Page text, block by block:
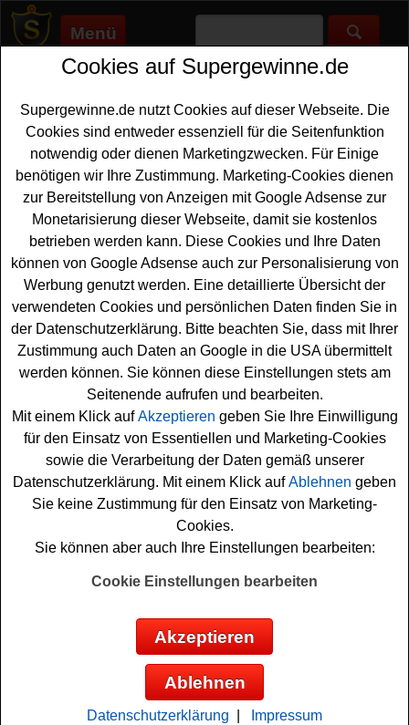
Menü
Supergewinne.de>Gewinnspiele>Uhren
Uhren Gewinnspiele - kostenlos eine
tolle Uhr gewinnen
Wer tolle Uhren gewinnen möchte, findet in dieser Übersicht
alle kostenlosen Uhren Gewinnspiele. Machen Sie mit und
sichern Sie sich die Chance, eine schöne Uhr gewinnen zu
können. Jetzt mitspielen und Gewinnchance nutzen!
Anzeige:
Gewinnspiele sortieren nach:
▲ ▼
TV Spielfilm Gewinnspiel - Nixon Star
Wars Uhren gewinnen
Cookies auf Supergewinne.de
Supergewinne.de nutzt Cookies auf dieser Webseite. Die
Cookies sind entweder essenziell für die Seitenfunktion
notwendig oder dienen Marketingzwecken. Für Einige
benötigen wir Ihre Zustimmung. Marketing-Cookies dienen
zur Bereitstellung von Anzeigen mit Google Adsense zur
Monetarisierung dieser Webseite, damit sie kostenlos
betrieben werden kann. Diese Cookies und Ihre Daten
können von Google Adsense auch zur Personalisierung von
Werbung genutzt werden. Eine detaillierte Übersicht der
verwendeten Cookies und persönlichen Daten finden Sie in
der Datenschutzerklärung. Bitte beachten Sie, dass mit Ihrer
Zustimmung auch Daten an Google in die USA übermittelt
werden können. Sie können diese Einstellungen stets am
Seitenende aufrufen und bearbeiten.
Mit einem Klick aufAkzeptieren geben Sie Ihre Einwilligung
für den Einsatz von Essentiellen und Marketing-Cookies
sowie die Verarbeitung der Daten gemäß unserer
Datenschutzerklärung. Mit einem Klick aufAblehnen geben
Sie keine Zustimmung für den Einsatz von Marketing-
Cookies.
Sie können aber auch Ihre Einstellungen bearbeiten:
Cookie Einstellungen bearbeiten
Akzeptieren
Ablehnen
Datenschutzerklärung Impressum